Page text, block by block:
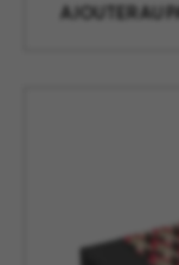
AJOUTER AU